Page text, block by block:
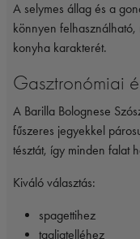
A selymes állag és a
könnyen
konyha karakterét.
Gasztronómiai
A Barilla Bolognese
fűszeres jegyekkel
tésztát, így minden falat
Kiváló választás:
spagettihez
tagliatelléhez